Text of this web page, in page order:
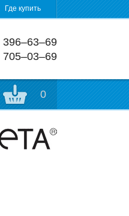
Где купить
396‒63‒69
705‒03‒69
0